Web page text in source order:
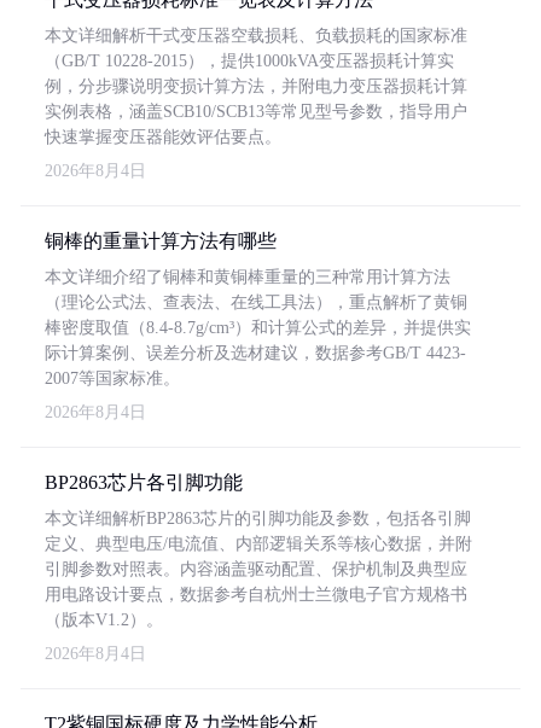
本文详细解析干式变压器空载损耗、负载损耗的国家标准
（GB/T 10228-2015），提供1000kVA变压器损耗计算实
例，分步骤说明变损计算方法，并附电力变压器损耗计算
实例表格，涵盖SCB10/SCB13等常见型号参数，指导用户
快速掌握变压器能效评估要点。
2026年8月4日
铜棒的重量计算方法有哪些
本文详细介绍了铜棒和黄铜棒重量的三种常用计算方法
（理论公式法、查表法、在线工具法），重点解析了黄铜
棒密度取值（8.4-8.7g/cm³）和计算公式的差异，并提供实
际计算案例、误差分析及选材建议，数据参考GB/T 4423-
2007等国家标准。
2026年8月4日
BP2863芯片各引脚功能
本文详细解析BP2863芯片的引脚功能及参数，包括各引脚
定义、典型电压/电流值、内部逻辑关系等核心数据，并附
引脚参数对照表。内容涵盖驱动配置、保护机制及典型应
用电路设计要点，数据参考自杭州士兰微电子官方规格书
（版本V1.2）。
2026年8月4日
T2紫铜国标硬度及力学性能分析